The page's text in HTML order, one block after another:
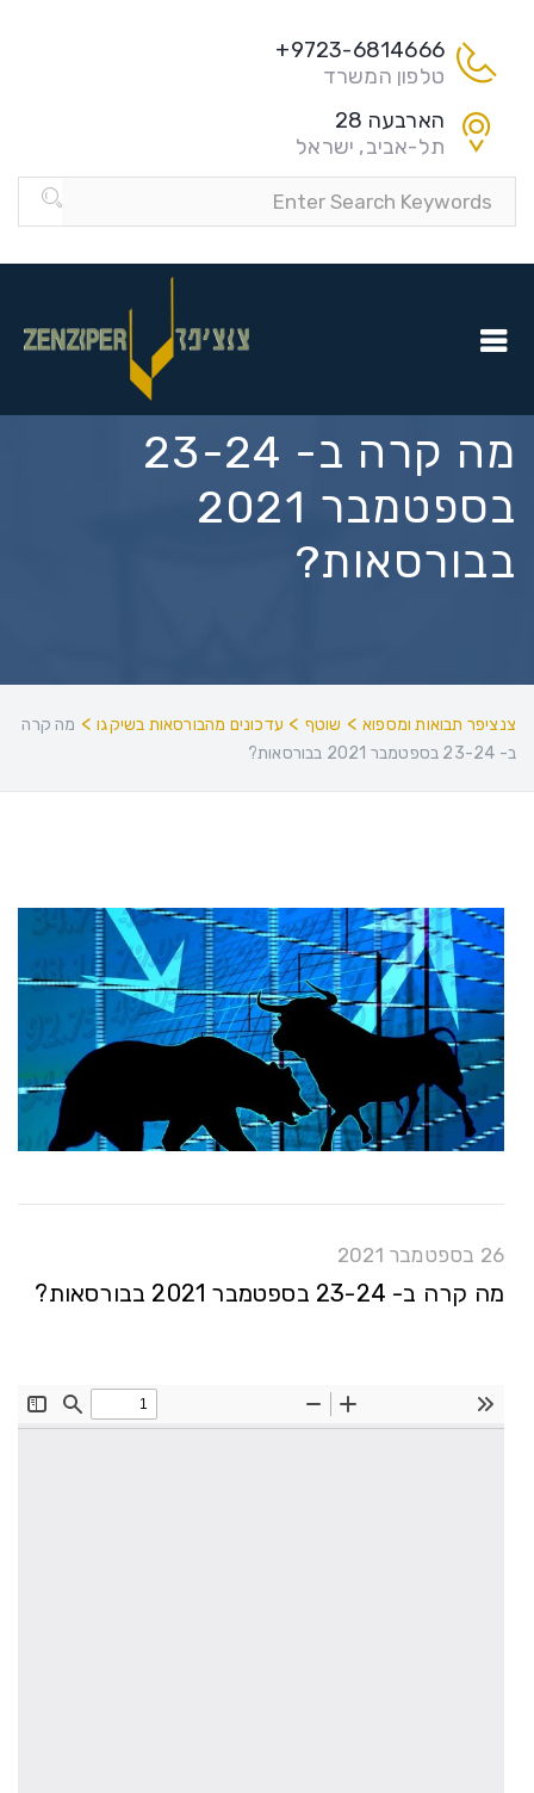
9723-6814666+
טלפון המשרד
הארבעה 28
תל-אביב, ישראל
מה קרה ב- 23-24
בספטמבר 2021
בבורסאות?
צנציפר תבואות ומספוא > שוטף > עדכונים מהבורסאות בשיקגו> מה קרה
ב- 23-24 בספטמבר 2021 בבורסאות?
26 בספטמבר 2021
מה קרה ב- 23-24 בספטמבר 2021 בבורסאות?